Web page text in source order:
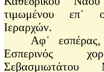
τιμωμένου επ᾽
Ιεραρχών.
Αφ᾽ εσπέρας,
Εσπερινός
Σεβασμιωτάτου